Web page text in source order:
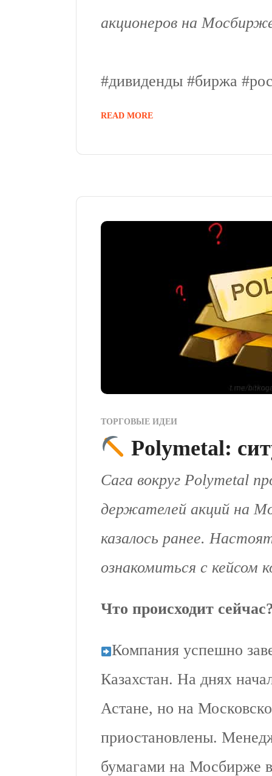
акционеров на
#дивиденды #биржа
READ MORE
ТОРГОВЫЕ ИДЕИ
Polymetal:
Сага вокруг Polymetal
держателей акций на
казалось ранее.
ознакомиться с кейсом
Что происходит
Компания успешно
Казахстан. На днях
Астане, но на
приостановлены.
бумагами на Мосбирже